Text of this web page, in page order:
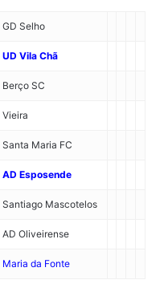
GD Selho
UD Vila Chã
Berço SC
Vieira
Santa Maria FC
AD Esposende
Santiago Mascotelos
AD Oliveirense
Maria da Fonte